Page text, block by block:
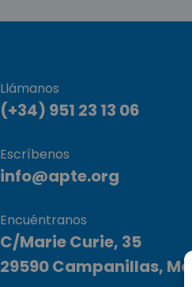
Llámanos
(+34) 951 23 13 06
Escríbenos
info@apte.org
Encuéntranos
C/Marie Curie, 35
29590 Campanillas,